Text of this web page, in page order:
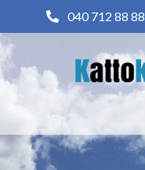
040 712 88 88